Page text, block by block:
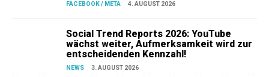
FACEBOOK / META 4. AUGUST 2026
Social Trend Reports 2026: YouTube
wächst weiter, Aufmerksamkeit wird zur
entscheidenden Kennzahl!
NEWS 3. AUGUST 2026